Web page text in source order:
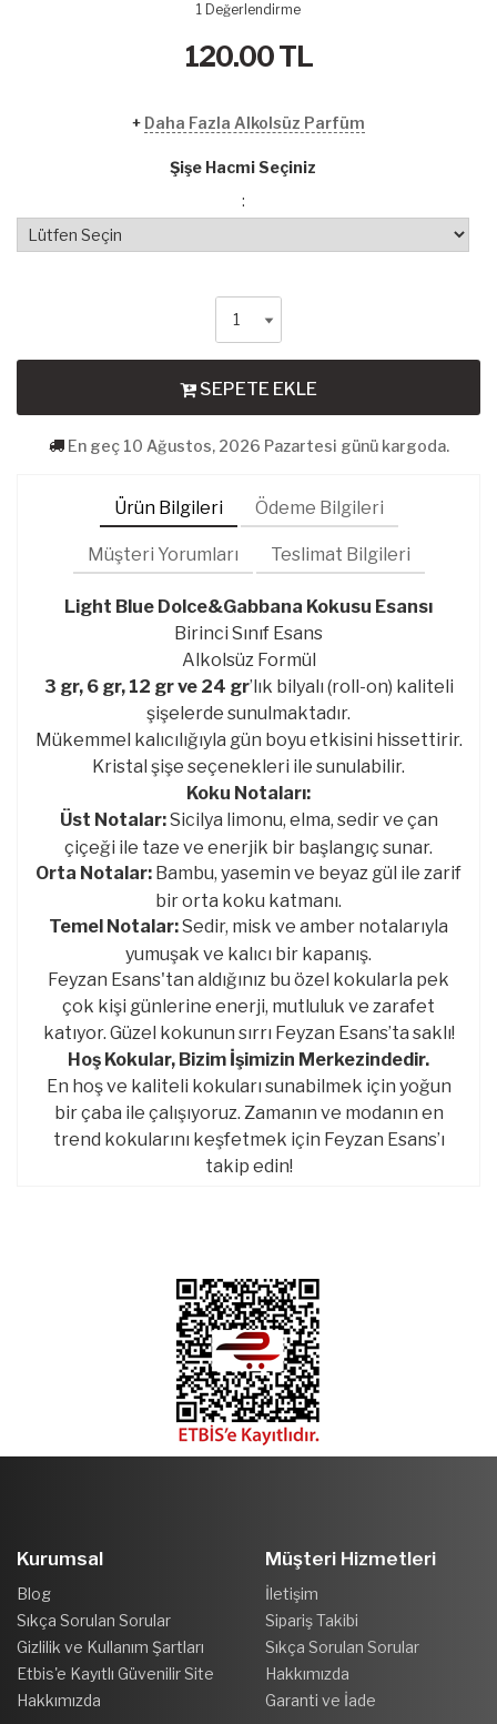
1 Değerlendirme
120.00TL
+ Daha Fazla Alkolsüz Parfüm
Şişe Hacmi Seçiniz
:
SEPETE EKLE
En geç 10 Ağustos, 2026 Pazartesi günü kargoda.
Ürün Bilgileri Ödeme Bilgileri
Müşteri Yorumları Teslimat Bilgileri
Light Blue Dolce&Gabbana Kokusu Esansı
Birinci Sınıf Esans
Alkolsüz Formül
3 gr, 6 gr, 12 gr ve 24 gr’lık bilyalı (roll-on) kaliteli
şişelerde sunulmaktadır.
Mükemmel kalıcılığıyla gün boyu etkisini hissettirir.
Kristal şişe seçenekleri ile sunulabilir.
Koku Notaları:
Üst Notalar:Sicilya limonu, elma, sedir ve çan
çiçeği ile taze ve enerjik bir başlangıç sunar.
Orta Notalar: Bambu, yasemin ve beyaz gül ile zarif
bir orta koku katmanı.
Temel Notalar:Sedir, misk ve amber notalarıyla
yumuşak ve kalıcı bir kapanış.
Feyzan Esans'tan aldığınız bu özel kokularla pek
çok kişi günlerine enerji, mutluluk ve zarafet
katıyor. Güzel kokunun sırrı Feyzan Esans’ta saklı!
Hoş Kokular, Bizim İşimizin Merkezindedir.
En hoş ve kaliteli kokuları sunabilmek için yoğun
bir çaba ile çalışıyoruz. Zamanın ve modanın en
trend kokularını keşfetmek için Feyzan Esans’ı
takip edin!
Kurumsal
Blog
Sıkça Sorulan Sorular
Gizlilik ve Kullanım Şartları
Etbis'e Kayıtlı Güvenilir Site
Hakkımızda
Müşteri Hizmetleri
İletişim
Sipariş Takibi
Sıkça Sorulan Sorular
Hakkımızda
Garanti ve İade